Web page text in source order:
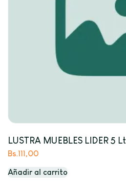
LUSTRA MUEBLES LIDER 5 Lt
Bs.111,00
Añadir al carrito